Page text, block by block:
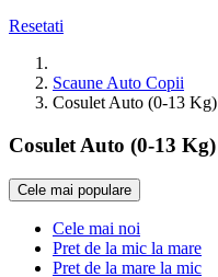
Resetati
Scaune Auto Copii
Cosulet Auto (0-13 Kg)
Cosulet Auto (0-13 Kg)
Cele mai populare
Cele mai noi
Pret de la mic la mare
Pret de la mare la mic